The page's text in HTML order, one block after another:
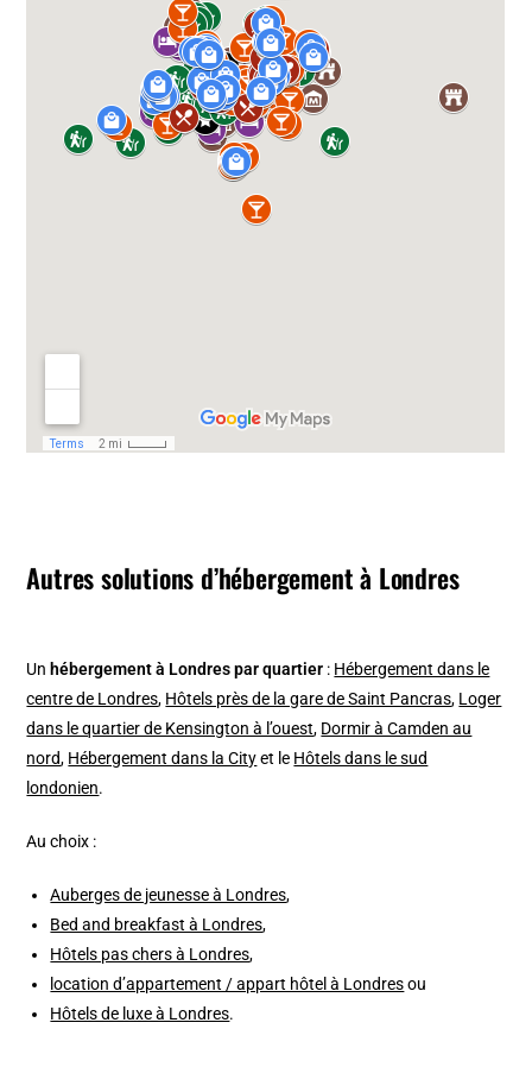
Autres solutions d’hébergement à Londres
Un hébergement à Londres par quartier : Hébergement dans le
centre de Londres, Hôtels près de la gare de Saint Pancras, Loger
dans le quartier de Kensington à l’ouest, Dormir à Camden au
nord, Hébergement dans la Cityet le Hôtels dans le sud
londonien.
Au choix :
Auberges de jeunesse à Londres,
Bed and breakfast à Londres,
Hôtels pas chers à Londres,
location d’appartement / appart hôtel à Londresou
Hôtels de luxe à Londres.